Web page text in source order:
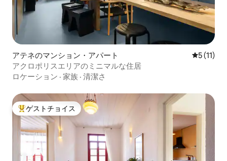
アテネのマンション・アパート レビュー
5 (11)
アクロポリスエリアのミニマルな住居
ロケーション · 家族 · 清潔さ
大好評のゲストチョイスです。
ゲストチョイス